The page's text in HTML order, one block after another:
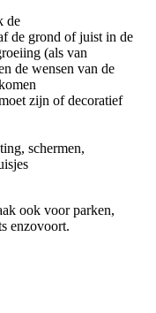
de
de grond of juist in de
(als van
de wensen van de
zijn of decoratief
schermen,
ook voor parken,
enzovoort.